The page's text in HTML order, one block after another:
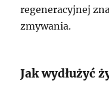
regeneracyjnej
zmywania.
Jak wydłużyć